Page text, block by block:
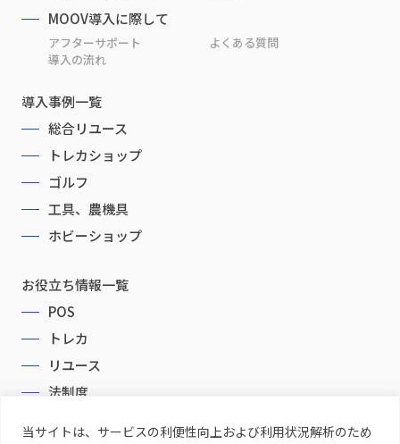
当サイトは、サービスの利便性向上および利用状況解析のため
MOOV導入に際して
アフターサポート
よくある質問
導入の流れ
導入事例一覧
総合リユース
トレカショップ
ゴルフ
工具、農機具
ホビーショップ
お役立ち情報一覧
POS
トレカ
リユース
法制度